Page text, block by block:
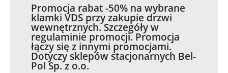
Promocja rabat -50% na wybrane
klamki VDS przy zakupie drzwi
wewnętrznych. Szczegóły w
regulaminie promocji. Promocja
łączy się z innymi promocjami.
Dotyczy sklepów stacjonarnych Bel-
Pol Sp. z o.o.